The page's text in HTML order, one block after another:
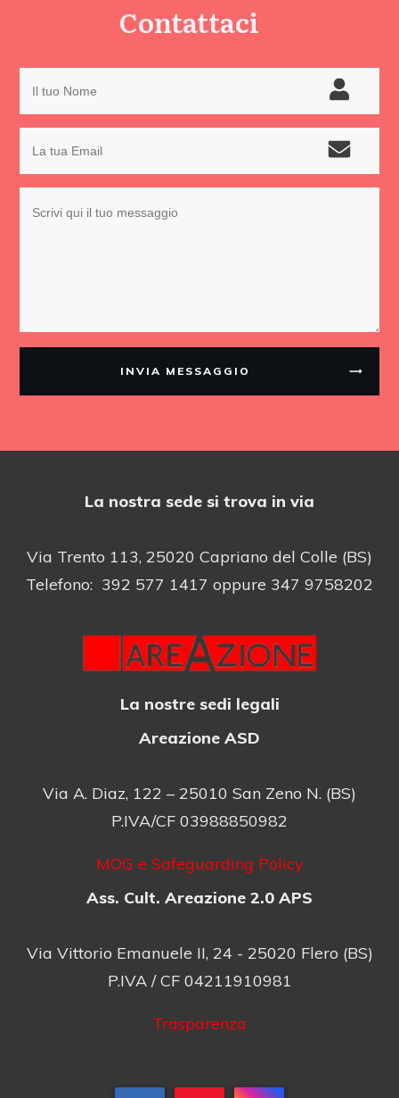
Contattaci
INVIA MESSAGGIO
La nostra sede si trova in via
Via Trento 113, 25020 Capriano del Colle (BS)
Telefono: 392 577 1417 oppure 347 9758202
La nostre sedi legali
Areazione ASD
Via A. Diaz, 122 – 25010 San Zeno N. (BS)
P.IVA/CF 03988850982
MOG e Safeguarding Policy
Ass. Cult. Areazione 2.0 APS
Via Vittorio Emanuele II, 24 - 25020 Flero (BS)
P.IVA / CF 04211910981
Trasparenza